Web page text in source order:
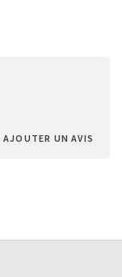
AJOUTER UN AVIS